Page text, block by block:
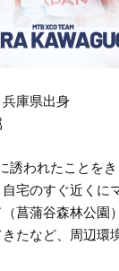
庫県出身
誘われたことを
宅のすぐ近くに
菖蒲谷森林公園
たなど、周辺環